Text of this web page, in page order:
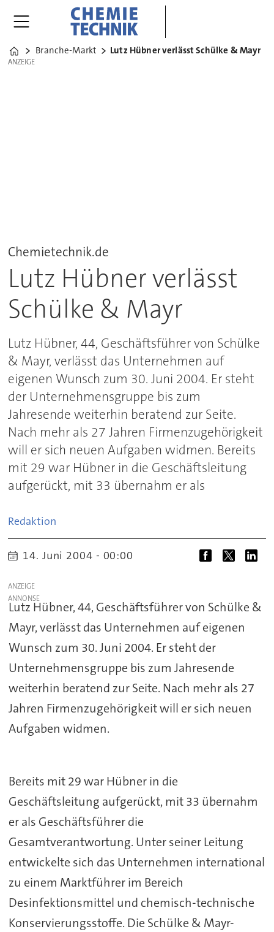
Home
Branche-Markt Lutz Hübner verlässt Schülke & Mayr
ANZEIGE
ANZEIGE
Chemietechnik.de
Lutz Hübner verlässt
Schülke & Mayr
Lutz Hübner, 44, Geschäftsführer von Schülke
& Mayr, verlässt das Unternehmen auf
eigenen Wunsch zum 30. Juni 2004. Er steht
der Unternehmensgruppe bis zum
Jahresende weiterhin beratend zur Seite.
Nach mehr als 27 Jahren Firmenzugehörigkeit
will er sich neuen Aufgaben widmen. Bereits
mit 29 war Hübner in die Geschäftsleitung
aufgerückt, mit 33 übernahm er als
Redaktion
14. Juni 2004 - 00:00
ANZEIGE
Lutz Hübner, 44, Geschäftsführer von Schülke &
Mayr, verlässt das Unternehmen auf eigenen
Wunsch zum 30. Juni 2004. Er steht der
Unternehmensgruppe bis zum Jahresende
weiterhin beratend zur Seite. Nach mehr als 27
Jahren Firmenzugehörigkeit will er sich neuen
Aufgaben widmen.
Bereits mit 29 war Hübner in die
Geschäftsleitung aufgerückt, mit 33 übernahm
er als Geschäftsführer die
Gesamtverantwortung. Unter seiner Leitung
entwickelte sich das Unternehmen international
zu einem Marktführer im Bereich
Desinfektionsmittel und chemisch-technische
Konservierungsstoffe. Die Schülke & Mayr-